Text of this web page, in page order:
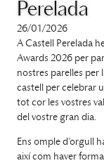
Perelada
26/01/2026
A Castell Perelada
Awards 2026 per
nostres parelles per
castell per celebrar
tot cor les vostres
del vostre gran dia.
Ens omple d’orgull
així com haver